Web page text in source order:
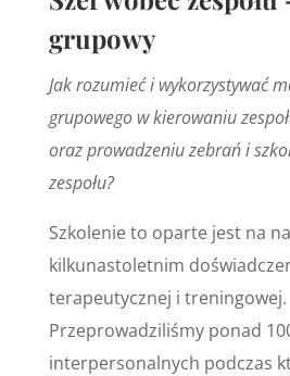
grupowy
Jak rozumieć i wykorzystywać
grupowego w kierowaniu
oraz prowadzeniu zebrań i
zespołu?
Szkolenie to oparte jest na
kilkunastoletnim
terapeutycznej i treningowej.
Przeprowadziliśmy ponad
interpersonalnych podczas